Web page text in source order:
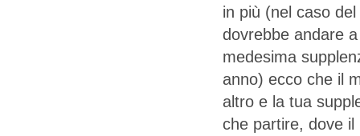
in più (nel caso
dovrebbe andare
medesima
anno) ecco che il
altro e la tua
che partire, dove